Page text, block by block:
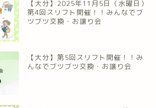
【大分】2025年11月5日（水曜日）
第4回スリフト開催！！みんなでブ
ツブツ交換・お譲り会
【大分】第5回スリフト開催！！み
んなでブツブツ交換・お譲り会